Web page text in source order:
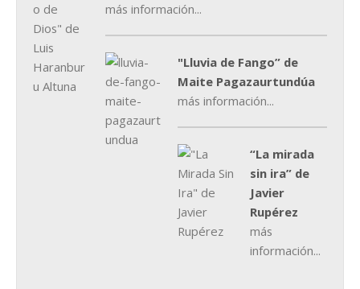
más información...
"Lluvia de Fango” de
Maite Pagazaurtundúa
más información...
“La mirada
sin ira” de
Javier
Rupérez
más
información...